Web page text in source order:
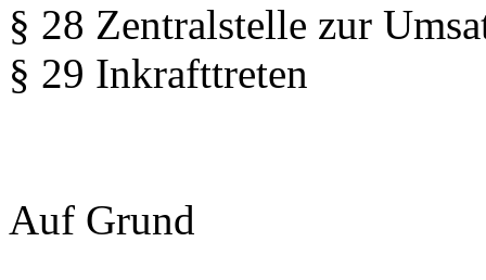
§ 28 Zentralstelle zur
§ 29 Inkrafttreten
Auf Grund